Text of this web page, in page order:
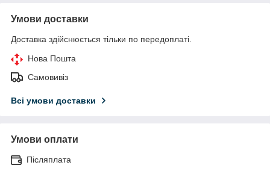
Умови доставки
Доставка здійснюється тільки по передоплаті.
Нова Пошта
Самовивіз
Всі умови доставки
Умови оплати
Післяплата